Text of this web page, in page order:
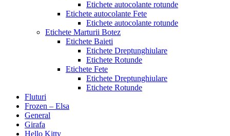
Etichete autocolante rotunde
Etichete autocolante Fete
Etichete autocolante rotunde
Etichete Marturii Botez
Etichete Baieti
Etichete Dreptunghiulare
Etichete Rotunde
Etichete Fete
Etichete Dreptunghiulare
Etichete Rotunde
Fluturi
Frozen – Elsa
General
Girafa
Hello Kitty